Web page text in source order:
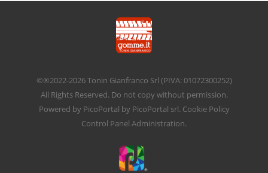
©®2022-2026Tonin Gianfranco Srl (PIVA: 01072300252)
All Rights Reserved. Do not copy without permission.
Powered by PicoPortal by PicoPortal srl. Cookie Policy
Control Panel Administration.